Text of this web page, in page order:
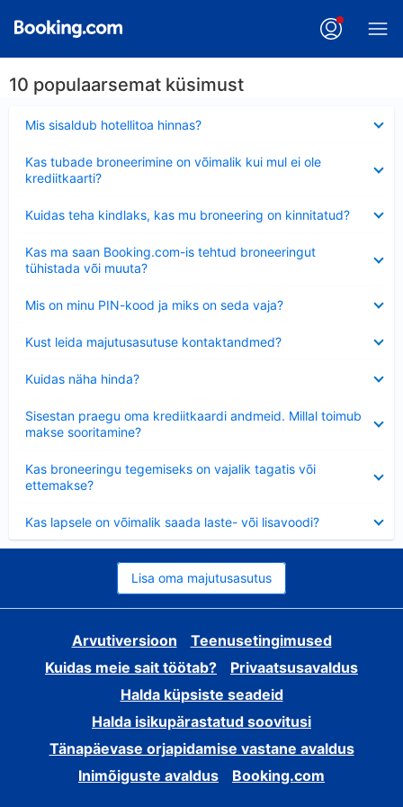
10 populaarsemat küsimust
Mis sisaldub hotellitoa hinnas?
Kas tubade broneerimine on võimalik kui mul ei ole
krediitkaarti?
Kuidas teha kindlaks, kas mu broneering on kinnitatud?
Kas ma saan Booking.com-is tehtud broneeringut
tühistada või muuta?
Mis on minu PIN-kood ja miks on seda vaja?
Kust leida majutusasutuse kontaktandmed?
Kuidas näha hinda?
Sisestan praegu oma krediitkaardi andmeid. Millal toimub
makse sooritamine?
Kas broneeringu tegemiseks on vajalik tagatis või
ettemakse?
Kas lapsele on võimalik saada laste- või lisavoodi?
Lisa oma majutusasutus
Arvutiversioon
Teenusetingimused
Kuidas meie sait töötab?
Privaatsusavaldus
Halda küpsiste seadeid
Halda isikupärastatud soovitusi
Tänapäevase orjapidamise vastane avaldus
Inimõiguste avaldus
Booking.com